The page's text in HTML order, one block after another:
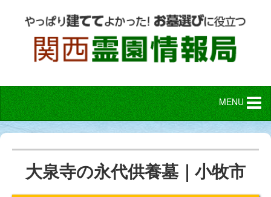
MENU
大泉寺の永代供養墓｜小牧市